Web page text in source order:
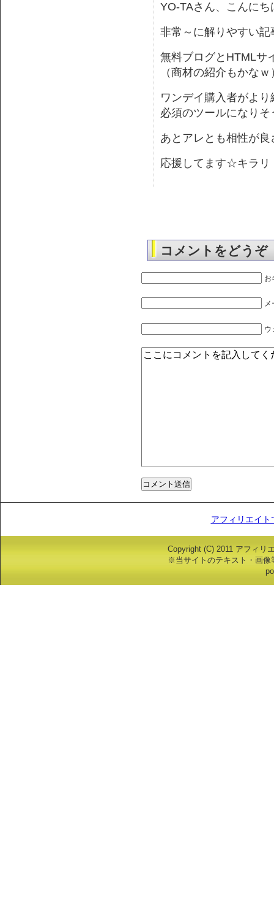
YO-TAさん、こんにち
非常～に解りやすい記
無料ブログとHTMLサ
（商材の紹介もかなｗ
ワンデイ購入者がよ
必須のツールになりそ
あとアレとも相性が
応援してます☆キラリ
コメントをどうぞ
お
メ
ウ
アフィリエイ
Copyright (C) 2011 アフィリ
※当サイトのテキスト・画像